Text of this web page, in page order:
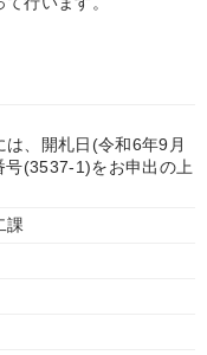
は、開札日(令和6年9月
号(3537-1)をお申出の上
課